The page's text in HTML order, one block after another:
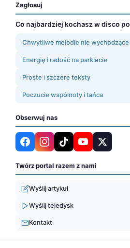
Zagłosuj
Co najbardziej kochasz w disco
Chwytliwe melodie nie wychodzące
Energię i radość na parkiecie
Proste i szczere teksty
Poczucie wspólnoty i tańca
Obserwuj nas
Twórz portal razem z nami
Wyślij artykuł
Wyślij teledysk
Kontakt